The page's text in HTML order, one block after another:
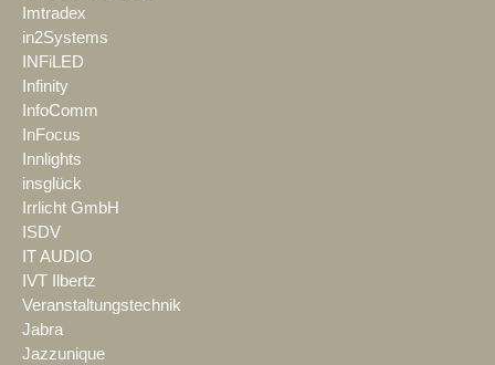
Imtradex
in2Systems
INFiLED
Infinity
InfoComm
InFocus
Innlights
insglück
Irrlicht GmbH
ISDV
IT AUDIO
IVT Ilbertz
Veranstaltungstechnik
Jabra
Jazzunique